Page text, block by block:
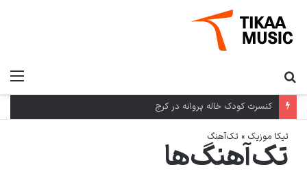
کنسرت کودک خاله پروانه در کرج
تیکا موزیک » تک‌آهنگ
تک‌آهنگ‌ها